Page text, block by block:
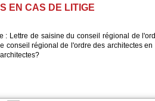
EN CAS DE LITIGE
: Lettre de saisine du conseil régional de
conseil régional de l'ordre des architectes en